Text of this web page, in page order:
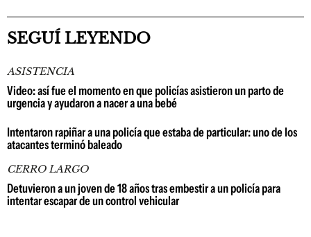
SEGUÍ LEYENDO
ASISTENCIA
Video: así fue el momento en que policías asistieron un parto de
urgencia y ayudaron a nacer a una bebé
Intentaron rapiñar a una policía que estaba de particular: uno de los
atacantes terminó baleado
CERRO LARGO
Detuvieron a un joven de 18 años tras embestir a un policía para
intentar escapar de un control vehicular